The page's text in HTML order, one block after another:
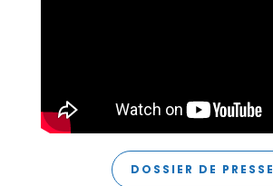
DOSSIER DE PRESSE